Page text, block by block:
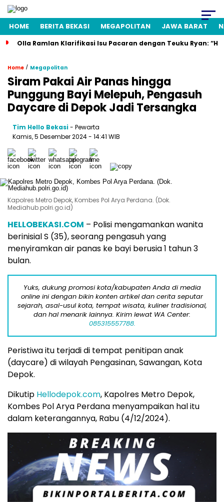
HOME BERITA BEKASI MEGAPOLITAN JAWA BARAT
Olla Ramlan Klarifikasi Isu Pacaran dengan Teuku Ryan:
Home / Megapolitan
Siram Pakai Air Panas hingga
Punggung Bayi Melepuh, Pengasuh
Daycare di Depok Jadi Tersangka
Tim Hello Bekasi- Pewarta
Kamis, 5 Desember 2024 - 14:41 WIB
Kapolres Metro Depok, Kombes Pol Arya Perdana. (Dok.
Mediahub.polri.go.id)
HELLOBEKASI.COM – Polisi mengamankan wanita
berinisial S (35), seorang pengasuh yang
menyiramkan air panas ke bayi berusia 1 tahun 3
bulan.
Yuks, dukung promosi kota/kabupaten Anda di media
online ini dengan bikin konten artikel dan cerita seputar
sejarah, asal-usul kota, tempat wisata, kuliner tradisional,
dan hal menarik lainnya. Kirim lewat WA Center:
085315557788.
Peristiwa itu terjadi di tempat penitipan anak
(daycare) di wilayah Pengasinan, Sawangan, Kota
Depok.
Dikutip Hellodepok.com, Kapolres Metro Depok,
Kombes Pol Arya Perdana menyampaikan hal itu
dalam keterangannya, Rabu (4/12/2024).